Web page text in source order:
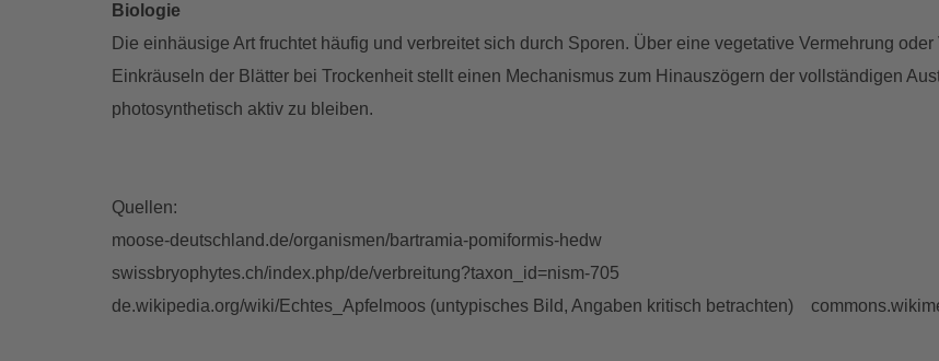
Biologie
Die einhäusige Art fruchtet häufig und verbreitet sich durch Sporen. Über eine vegetative Vermehrung
Einkräuseln der Blätter bei Trockenheit stellt einen Mechanismus zum Hinauszögern der vollständigen
photosynthetisch aktiv zu bleiben.
Quellen:
moose-deutschland.de/organismen/bartramia-pomiformis-hedw
swissbryophytes.ch/index.php/de/verbreitung?taxon_id=nism-705
de.wikipedia.org/wiki/Echtes_Apfelmoos (untypisches Bild, Angaben kritisch betrachten)